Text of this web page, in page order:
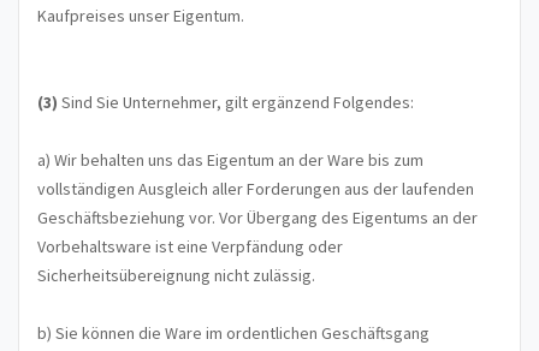
Kaufpreises unser Eigentum.
(3) Sind Sie Unternehmer, gilt ergänzend Folgendes:
a) Wir behalten uns das Eigentum an der Ware bis zum
vollständigen Ausgleich aller Forderungen aus der laufenden
Geschäftsbeziehung vor. Vor Übergang des Eigentums an der
Vorbehaltsware ist eine Verpfändung oder
Sicherheitsübereignung nicht zulässig.
b) Sie können die Ware im ordentlichen Geschäftsgang